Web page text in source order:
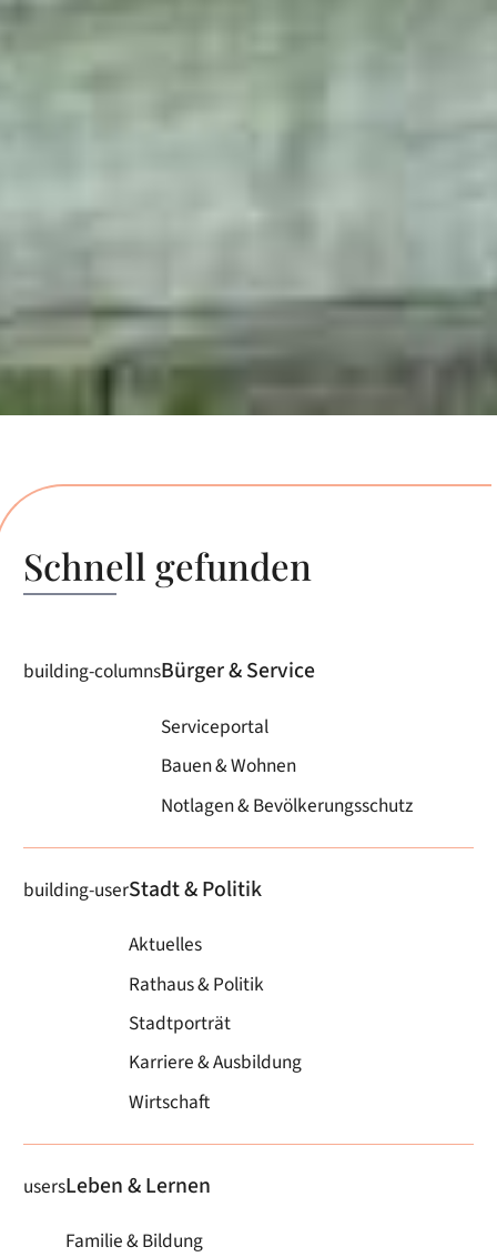
Schnell gefunden
building-columnsBürger & Service
Serviceportal
Bauen & Wohnen
Notlagen & Bevölkerungsschutz
building-userStadt & Politik
Aktuelles
Rathaus & Politik
Stadtporträt
Karriere & Ausbildung
Wirtschaft
usersLeben & Lernen
Familie & Bildung